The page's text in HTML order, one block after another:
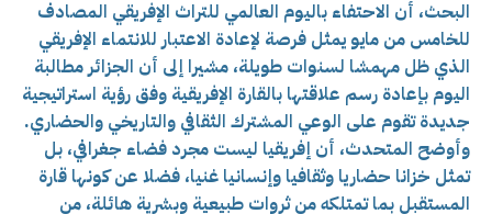
البحث، أن الاحتفاء باليوم العالمي للتراث الإفريقي المصادف
للخامس من مايو يمثل فرصة لإعادة الاعتبار للانتماء الإفريقي
الذي ظل مهمشا لسنوات طويلة، مشيرا إلى أن الجزائر مطالبة
اليوم بإعادة رسم علاقتها بالقارة الإفريقية وفق رؤية استراتيجية
جديدة تقوم على الوعي المشترك الثقافي والتاريخي والحضاري.
وأوضح المتحدث، أن إفريقيا ليست مجرد فضاء جغرافي، بل
تمثل خزانا حضاريا وثقافيا وإنسانيا غنيا، فضلا عن كونها قارة
المستقبل بما تمتلكه من ثروات طبيعية وبشرية هائلة، من